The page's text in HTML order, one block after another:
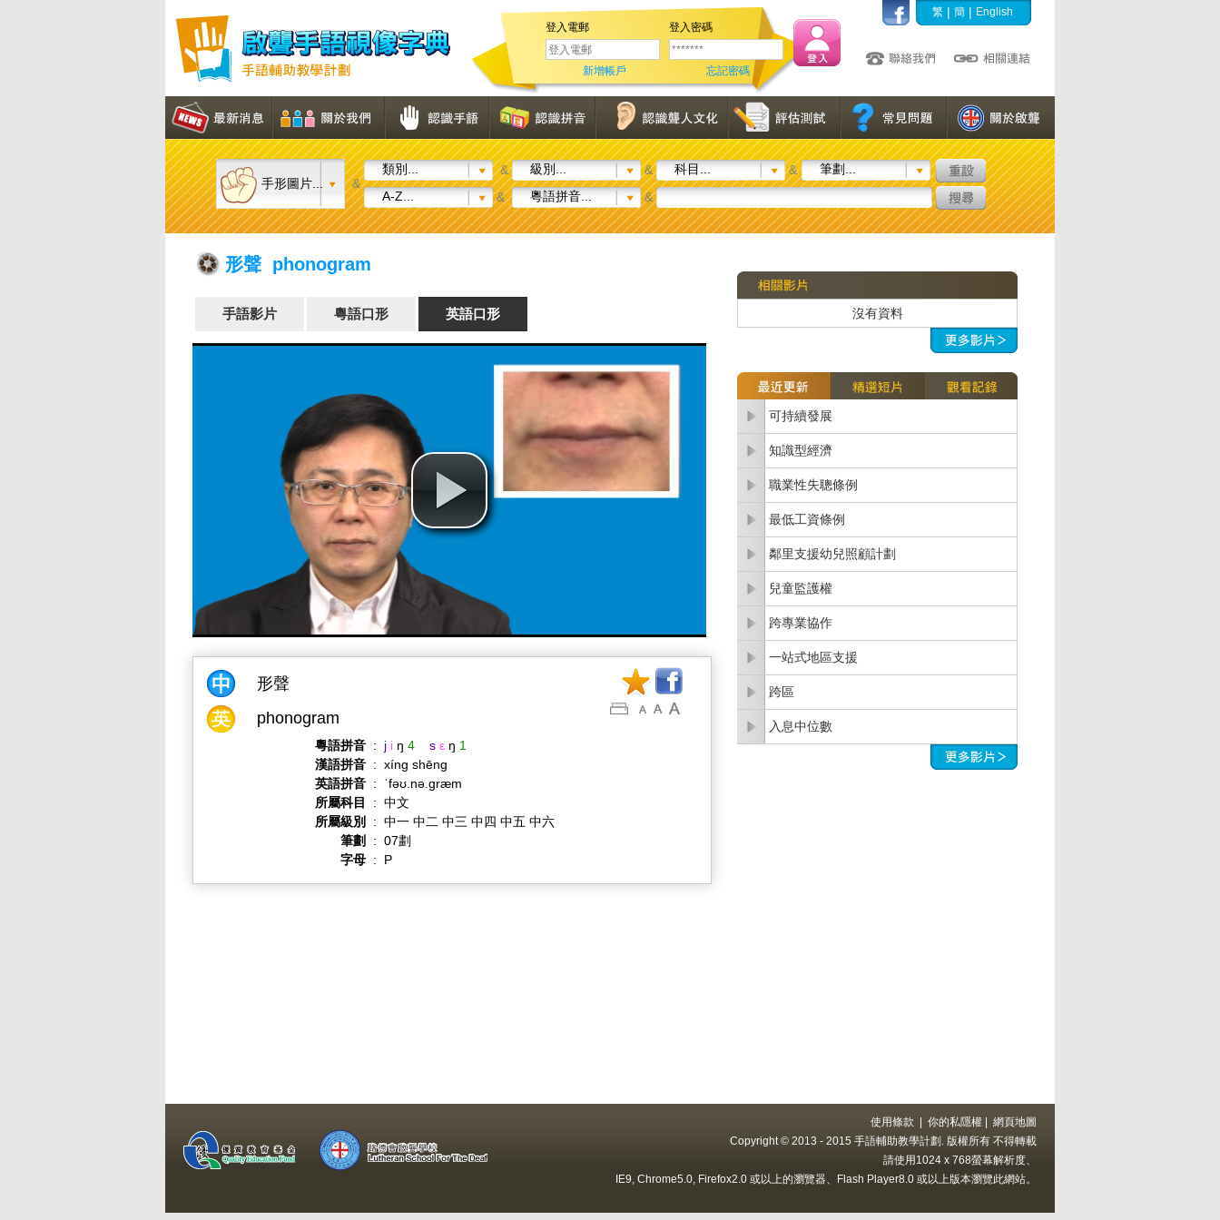
登入電郵 登入密碼
新增帳戶 忘記密碼
繁 | 簡 | English
手形圖片... &
類別... & 級別... & 科目... &
筆劃...
A-Z...
& 粵語拼音... &
形聲 phonogram
手語影片 粵語口形 英語口形
形聲
phonogram
粵語拼音 : j i ŋ 4 s ε ŋ 1
漢語拼音 : xíng shēng
英語拼音 :
ˈfəʊ.nə.ɡræm
所屬科目
: 中文
所屬級別
: 中一 中二 中三 中四 中五 中六
筆劃
: 07劃
字母 : P
沒有資料
可持續發展
知識型經濟
職業性失聰條例
最低工資條例
鄰里支援幼兒照顧計劃
兒童監護權
跨專業協作
一站式地區支援
跨區
入息中位數
使用條款 你的私隱權
網頁地圖
Copyright © 2013 - 2015 手語輔助教學計劃. 版權所有 不得轉載
請使用1024 x 768螢幕解析度、
IE9, Chrome5.0, Firefox2.0 或以上的瀏覽器、Flash Player8.0 或以上版本瀏覽此網站。